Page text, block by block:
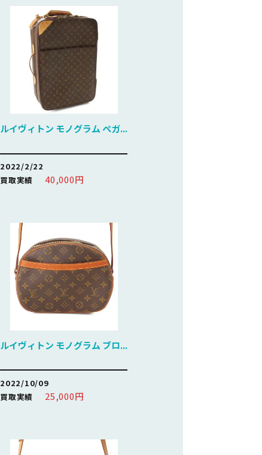
ルイヴィトン モノグラム ぺガ...
2022/2/22
買取実績
40,000円
ルイヴィトン モノグラム ブロ...
2022/10/09
買取実績
25,000円